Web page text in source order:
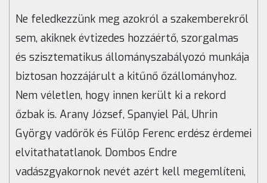
Ne feledkezzünk meg azokról a szakemberekről
sem, akiknek évtizedes hozzáértő, szorgalmas
és szisztematikus állományszabályozó munkája
biztosan hozzájárult a kitűnő őzállományhoz.
Nem véletlen, hogy innen került ki a rekord
őzbak is. Arany József, Spanyiel Pál, Uhrin
György vadőrök és Fülöp Ferenc erdész érdemei
elvitathatatlanok. Dombos Endre
vadászgyakornok nevét azért kell megemlíteni,